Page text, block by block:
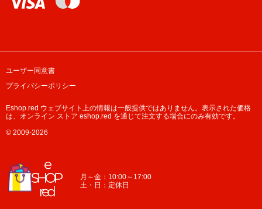
月～金：10:00～17:00
土・日：定休日
ユーザー同意書
プライバシーポリシー
Eshop.red ウェブサイト上の情報は一般提供ではありません。表示された価格
は、オンライン ストア eshop.red を通じて注文する場合にのみ有効です。
© 2009-2026